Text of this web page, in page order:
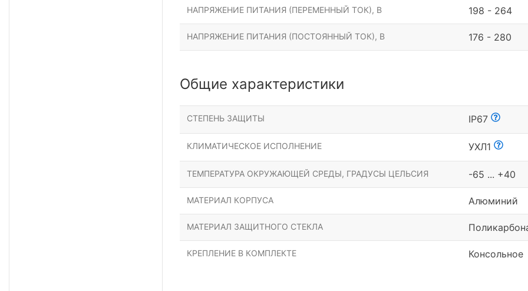
НАПРЯЖЕНИЕ ПИТАНИЯ (ПЕРЕМЕННЫЙ ТОК), В 198 - 264
НАПРЯЖЕНИЕ ПИТАНИЯ (ПОСТОЯННЫЙ ТОК), В 176 - 280
Общие характеристики
СТЕПЕНЬ ЗАЩИТЫ IP67
КЛИМАТИЧЕСКОЕ ИСПОЛНЕНИЕ УХЛ1
ТЕМПЕРАТУРА ОКРУЖАЮЩЕЙ СРЕДЫ, ГРАДУСЫ ЦЕЛЬСИЯ -65 ... +40
МАТЕРИАЛ КОРПУСА Алюминий
МАТЕРИАЛ ЗАЩИТНОГО СТЕКЛА
КРЕПЛЕНИЕ В КОМПЛЕКТЕ Консольное